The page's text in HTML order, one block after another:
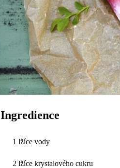
Ingredience
1 lžíce vody
2 lžíce krystalového cukru